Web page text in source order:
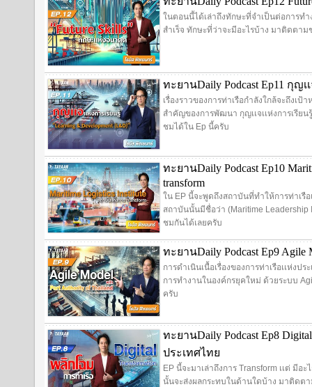
ในตอนนี้ได้เล่าถึงทักษะที่จำเป็นต่อการท
สำเร็จ ทักษะที่ว่าจะมีอะไรบ้าง มาติดตา
ทะยานDaily Podcast Ep11 กุญเ
เรื่องราวของการท่าเรือกำลังใกล้จะถึงเป้
สำคัญของการพัฒนา กุญเเจเเห่งการเรีย
ชมได้ใน Ep นี้ครับ
ทะยานDaily Podcast Ep10
transform
ใน EP นี้จะพูดถึงสถาบันที่ทำให้การท่าเรื
สถาบันนั้นมีชื่อว่า (Maritime Leadership
ชมกันได้เลยครับ
ทะยานDaily Podcast Ep9 Agile
การดำเนินเนื้อเรื่องของการท่าเรือเเห่งป
การทำงานในองค์กรยุคใหม่ ด้วยระบบ
ครับ
ทะยานDaily Podcast Ep8
ประเทศไทย
EP นี้จะมาเล่าถึงการ Transform เเต่ มีอะ
นั้นจะส่งผลกระทบในด้านใดบ้าง มาติดต